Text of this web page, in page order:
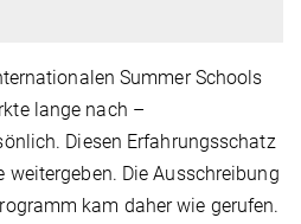
Summer Schools
lange nach –
Diesen Erfahrungsschatz
Die Ausschreibung
kam daher wie gerufen.